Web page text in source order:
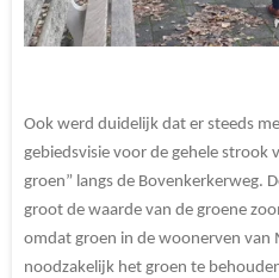
Ook werd duidelijk dat er steeds
gebiedsvisie voor de gehele strook
groen” langs de Bovenkerkerweg.
groot de waarde van de groene
omdat groen in de woonerven
noodzakelijk het groen te